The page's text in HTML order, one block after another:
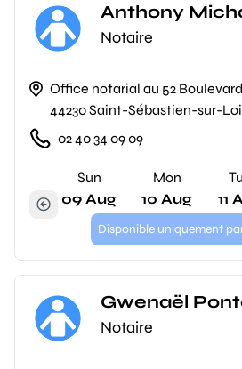
Anthony
Notaire
Office notarial au 52
44230 Saint-Sébastien-sur-
02 40 34 09 09
Sun
09 Aug
Mon
10 Aug
11
Disponible uniquement
Gwenaël
Notaire